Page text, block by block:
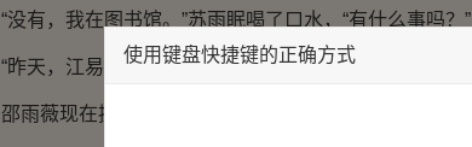
“没有，我在图书馆。”苏雨眠喝了口水，“有什么事吗？”
“昨天，江易淮那个渣男找过来了！”
邵雨薇现在提起来都还有点生气。
使用键盘快捷键的正确方式